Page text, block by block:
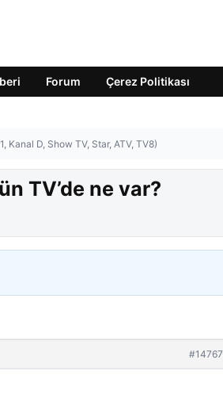
Forum Çerez Politikası
Kanal D, Show TV, Star, ATV, TV8)
TV’de ne var?
#14767